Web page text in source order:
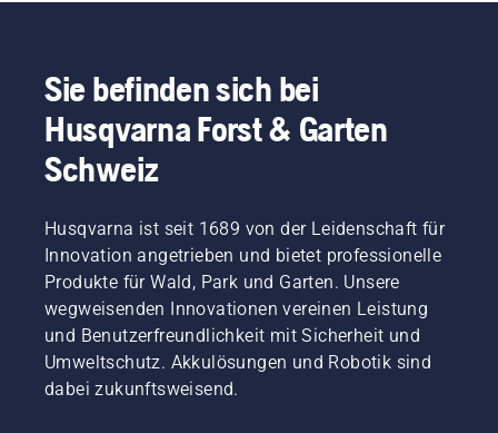
Sie befinden sich bei
Husqvarna Forst & Garten
Schweiz
Husqvarna ist seit 1689 von der Leidenschaft für
Innovation angetrieben und bietet professionelle
Produkte für Wald, Park und Garten. Unsere
wegweisenden Innovationen vereinen Leistung
und Benutzerfreundlichkeit mit Sicherheit und
Umweltschutz. Akkulösungen und Robotik sind
dabei zukunftsweisend.